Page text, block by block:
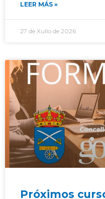
LEER MÁS »
27 de Xullo de 2026
Próximos